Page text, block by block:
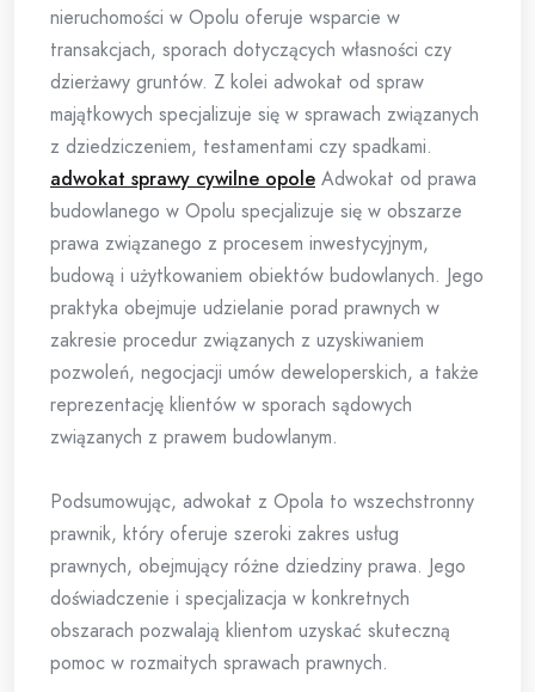
nieruchomości w Opolu oferuje wsparcie w
transakcjach, sporach dotyczących własności czy
dzierżawy gruntów. Z kolei adwokat od spraw
majątkowych specjalizuje się w sprawach związanych
z dziedziczeniem, testamentami czy spadkami.
adwokat sprawy cywilne opole Adwokat od prawa
budowlanego w Opolu specjalizuje się w obszarze
prawa związanego z procesem inwestycyjnym,
budową i użytkowaniem obiektów budowlanych. Jego
praktyka obejmuje udzielanie porad prawnych w
zakresie procedur związanych z uzyskiwaniem
pozwoleń, negocjacji umów deweloperskich, a także
reprezentację klientów w sporach sądowych
związanych z prawem budowlanym.
Podsumowując, adwokat z Opola to wszechstronny
prawnik, który oferuje szeroki zakres usług
prawnych, obejmujący różne dziedziny prawa. Jego
doświadczenie i specjalizacja w konkretnych
obszarach pozwalają klientom uzyskać skuteczną
pomoc w rozmaitych sprawach prawnych.